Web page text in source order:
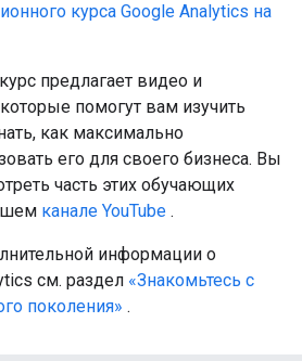
курса Google Analytics на
предлагает видео и
помогут вам изучить
как максимально
его для своего бизнеса. Вы
часть этих обучающих
канале YouTube .
информации о
см. раздел «Знакомьтесь с
поколения» .